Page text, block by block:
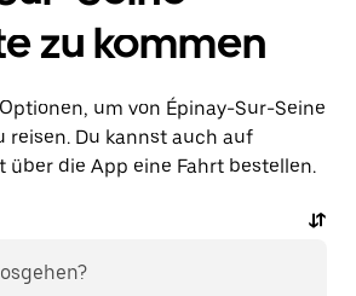
zu kommen
um von Épinay-Sur-Seine
reisen. Du kannst auch auf
über die App eine Fahrt bestellen.